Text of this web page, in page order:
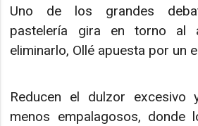
Uno de los grandes
pastelería gira en torno al
eliminarlo, Ollé apuesta por un
Reducen el dulzor excesivo
menos empalagosos, donde